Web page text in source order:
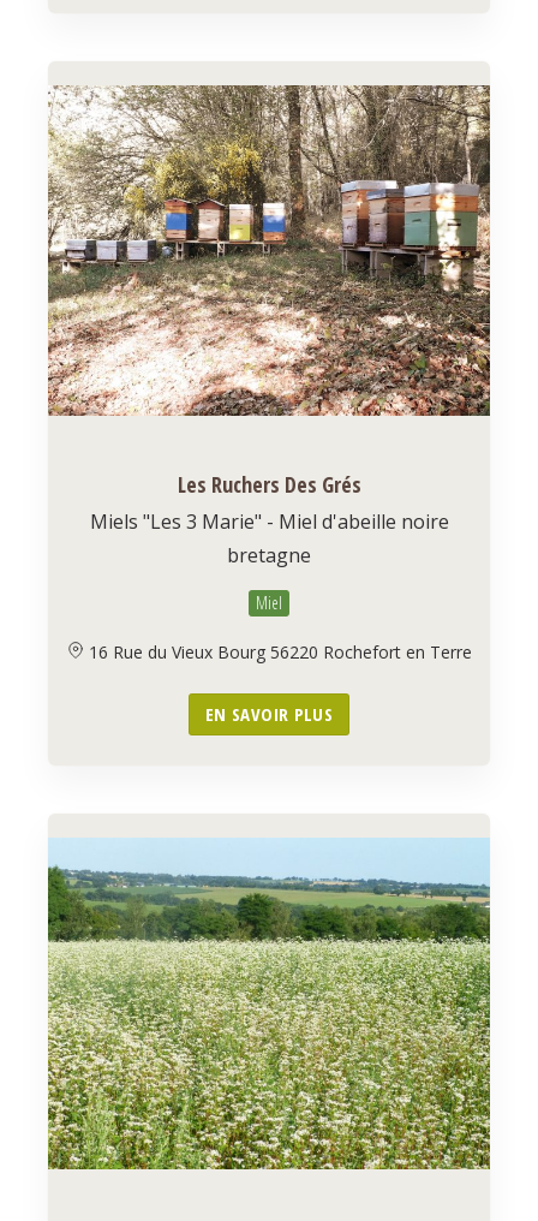
Les Ruchers Des Grés
Miels "Les 3 Marie" - Miel d'abeille noire
bretagne
Miel
16 Rue du Vieux Bourg 56220 Rochefort en Terre
EN SAVOIR PLUS